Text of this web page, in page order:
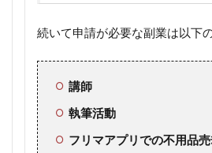
続いて申請が必要な副業は以下
講師
執筆活動
フリマアプリでの不用品